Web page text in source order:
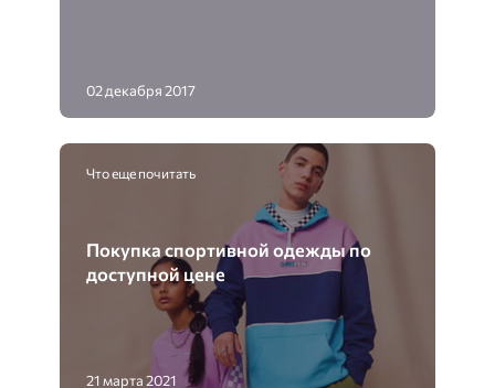
02 декабря 2017
Что еще почитать
Покупка спортивной одежды по
доступной цене
21 марта 2021